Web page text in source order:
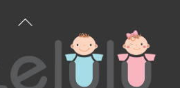
العودة
الأعلى